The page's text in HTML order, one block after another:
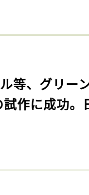
等、グリー
作に成功。